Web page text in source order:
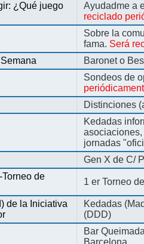
¿Qué juego
Ayudadme a
reciclado
Sobre la
fama. Será
Baronet o
Sondeos de
Distinciones
Kedadas
jornadas
Gen X de C/
de
1 er Torneo
de la Iniciativa
Kedadas
(DDD)
Bar